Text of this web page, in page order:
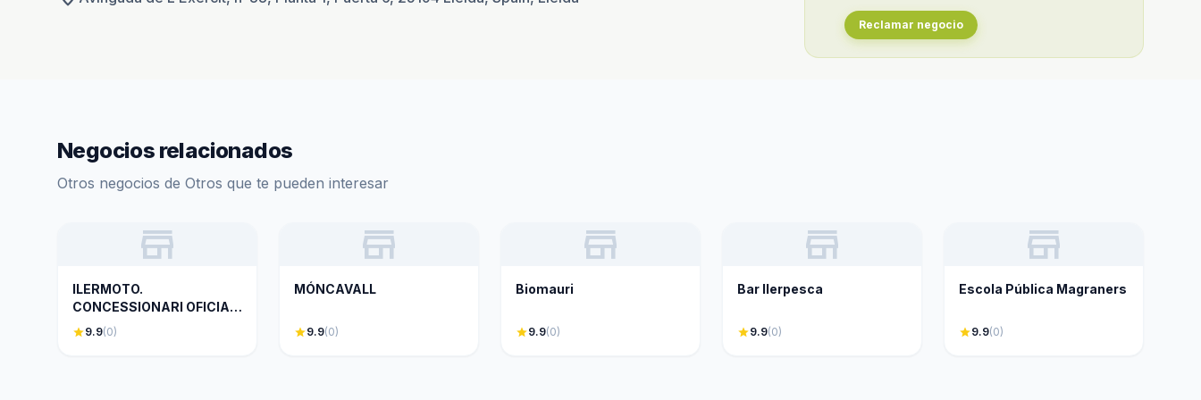
Reclamar negocio
Negocios relacionados
Otros negocios de Otros que te pueden interesar
store
ILERMOTO.
CONCESSIONARI OFICIAL
HONDA MOTOS.
star9.9(0)
store
MÓNCAVALL
star9.9(0)
store
Biomauri
star9.9(0)
store
Bar Ilerpesca
star9.9(0)
store
Escola Pública Magraners
star9.9(0)